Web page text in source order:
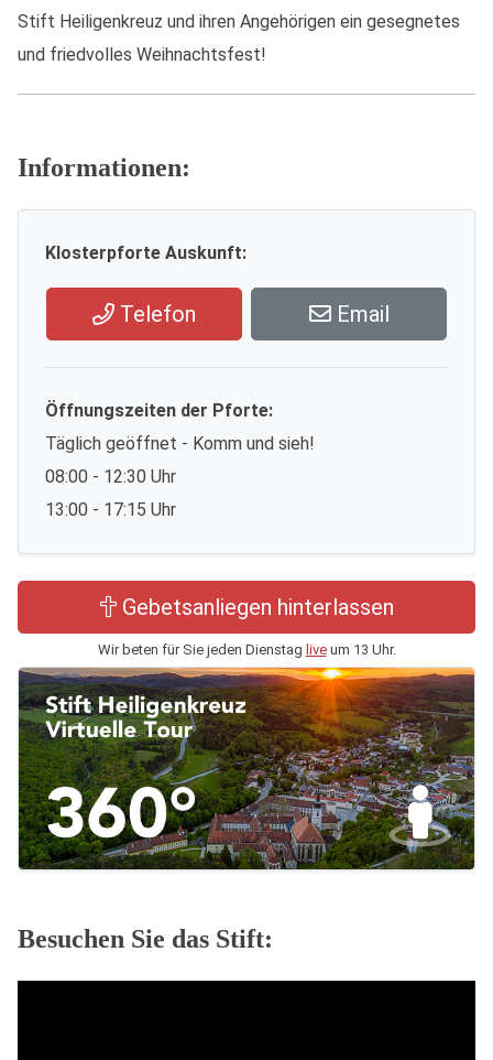
Stift Heiligenkreuz und ihren Angehörigen ein gesegnetes
und friedvolles Weihnachtsfest!
Informationen:
Klosterpforte Auskunft:
Telefon Email
Öffnungszeiten der Pforte:
Täglich geöffnet - Komm und sieh!
08:00 - 12:30 Uhr
13:00 - 17:15 Uhr
Gebetsanliegen hinterlassen
Wir beten für Sie jeden Dienstag liveum 13 Uhr.
Besuchen Sie das Stift: